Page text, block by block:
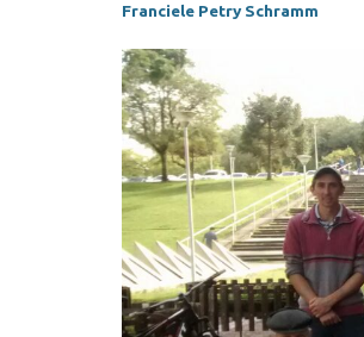
Franciele Petry Schramm